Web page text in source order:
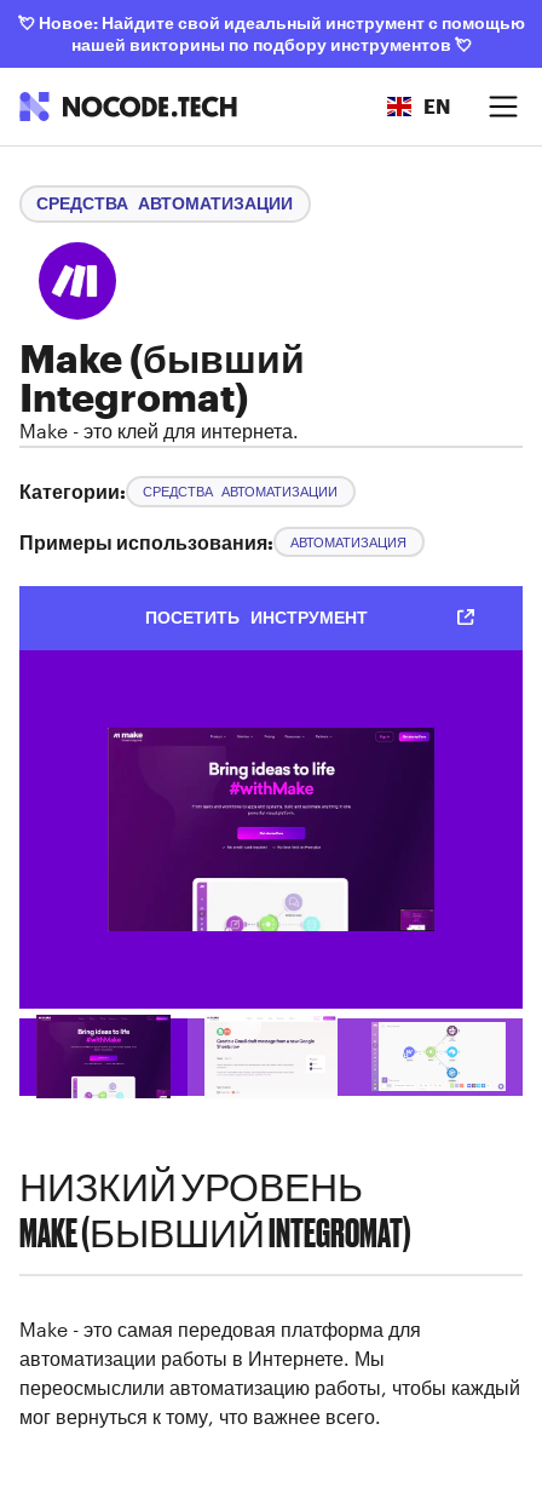
💘Новое: Найдите свой идеальный инструмент с помощью
нашей викторины по подбору инструментов 💘
EN
СРЕДСТВА АВТОМАТИЗАЦИИ
Make (бывший
Integromat)
Make - это клей для интернета.
Категории: СРЕДСТВА АВТОМАТИЗАЦИИ
Примеры использования: АВТОМАТИЗАЦИЯ
ПОСЕТИТЬ ИНСТРУМЕНТ
НИЗКИЙ УРОВЕНЬ
MAKE (БЫВШИЙ INTEGROMAT)
Make - это самая передовая платформа для
автоматизации работы в Интернете. Мы
переосмыслили автоматизацию работы, чтобы каждый
мог вернуться к тому, что важнее всего.